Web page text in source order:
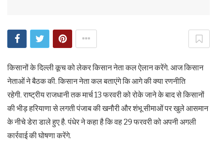
किसानों के दिल्ली कूच को लेकर किसान नेता कल ऐलान करेंगे. आज किसान
नेताओं ने बैठक की. किसान नेता कल बताएंगे कि आगे की क्या रणनीति
रहेगी. राष्ट्रीय राजधानी तक मार्च 13 फरवरी को रोके जाने के बाद से किसानों
की भीड़ हरियाणा से लगती पंजाब की खनौरी और शंभू सीमाओं पर खुले आसमान
के नीचे डेरा डाले हुए है. पंधेर ने कहा है कि वह 29 फरवरी को अपनी अगली
कार्रवाई की घोषणा करेंगे.